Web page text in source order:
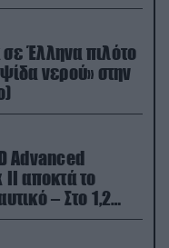
Έλληνα πιλότο
νερού» στην
Advanced
II αποκτά το
– Στο 1,2